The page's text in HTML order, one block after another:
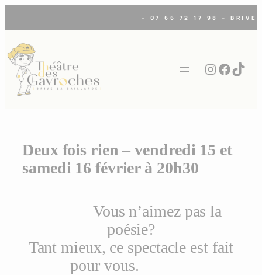
contenu
– 07 66 72 17 98 – BRIVE
Deux fois rien – vendredi 15 et
samedi 16 février à 20h30
Vous n’aimez pas la
poésie?
Tant mieux, ce spectacle est fait
pour vous.